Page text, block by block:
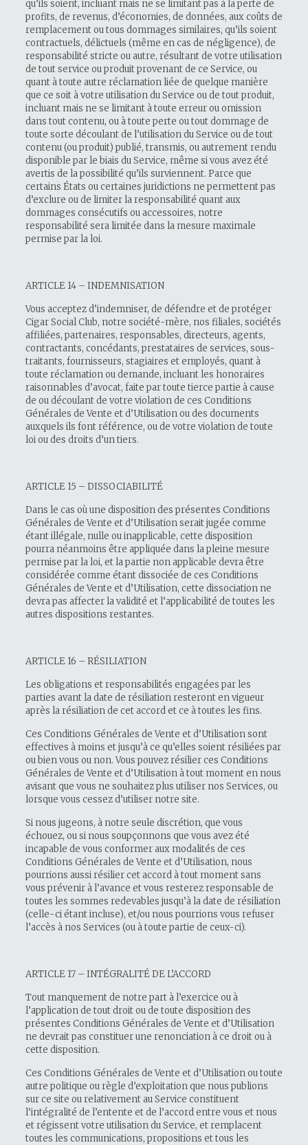
qu’ils soient, incluant mais ne se limitant pas à la perte de
profits, de revenus, d’économies, de données, aux coûts de
remplacement ou tous dommages similaires, qu’ils soient
contractuels, délictuels (même en cas de négligence), de
responsabilité stricte ou autre, résultant de votre utilisation
de tout service ou produit provenant de ce Service, ou
quant à toute autre réclamation liée de quelque manière
que ce soit à votre utilisation du Service ou de tout produit,
incluant mais ne se limitant à toute erreur ou omission
dans tout contenu, ou à toute perte ou tout dommage de
toute sorte découlant de l’utilisation du Service ou de tout
contenu (ou produit) publié, transmis, ou autrement rendu
disponible par le biais du Service, même si vous avez été
avertis de la possibilité qu’ils surviennent. Parce que
certains États ou certaines juridictions ne permettent pas
d’exclure ou de limiter la responsabilité quant aux
dommages consécutifs ou accessoires, notre
responsabilité sera limitée dans la mesure maximale
permise par la loi.
ARTICLE 14 – INDEMNISATION
Vous acceptez d’indemniser, de défendre et de protéger
Cigar Social Club, notre société-mère, nos filiales, sociétés
affiliées, partenaires, responsables, directeurs, agents,
contractants, concédants, prestataires de services, sous-
traitants, fournisseurs, stagiaires et employés, quant à
toute réclamation ou demande, incluant les honoraires
raisonnables d’avocat, faite par toute tierce partie à cause
de ou découlant de votre violation de ces Conditions
Générales de Vente et d’Utilisation ou des documents
auxquels ils font référence, ou de votre violation de toute
loi ou des droits d’un tiers.
ARTICLE 15 – DISSOCIABILITÉ
Dans le cas où une disposition des présentes Conditions
Générales de Vente et d’Utilisation serait jugée comme
étant illégale, nulle ou inapplicable, cette disposition
pourra néanmoins être appliquée dans la pleine mesure
permise par la loi, et la partie non applicable devra être
considérée comme étant dissociée de ces Conditions
Générales de Vente et d’Utilisation, cette dissociation ne
devra pas affecter la validité et l’applicabilité de toutes les
autres dispositions restantes.
ARTICLE 16 – RÉSILIATION
Les obligations et responsabilités engagées par les
parties avant la date de résiliation resteront en vigueur
après la résiliation de cet accord et ce à toutes les fins.
Ces Conditions Générales de Vente et d’Utilisation sont
effectives à moins et jusqu’à ce qu’elles soient résiliées par
ou bien vous ou non. Vous pouvez résilier ces Conditions
Générales de Vente et d’Utilisation à tout moment en nous
avisant que vous ne souhaitez plus utiliser nos Services, ou
lorsque vous cessez d’utiliser notre site.
Si nous jugeons, à notre seule discrétion, que vous
échouez, ou si nous soupçonnons que vous avez été
incapable de vous conformer aux modalités de ces
Conditions Générales de Vente et d’Utilisation, nous
pourrions aussi résilier cet accord à tout moment sans
vous prévenir à l’avance et vous resterez responsable de
toutes les sommes redevables jusqu’à la date de résiliation
(celle-ci étant incluse), et/ou nous pourrions vous refuser
l’accès à nos Services (ou à toute partie de ceux-ci).
ARTICLE 17 – INTÉGRALITÉ DE L’ACCORD
Tout manquement de notre part à l’exercice ou à
l’application de tout droit ou de toute disposition des
présentes Conditions Générales de Vente et d’Utilisation
ne devrait pas constituer une renonciation à ce droit ou à
cette disposition.
Ces Conditions Générales de Vente et d’Utilisation ou toute
autre politique ou règle d’exploitation que nous publions
sur ce site ou relativement au Service constituent
l’intégralité de l’entente et de l’accord entre vous et nous
et régissent votre utilisation du Service, et remplacent
toutes les communications, propositions et tous les